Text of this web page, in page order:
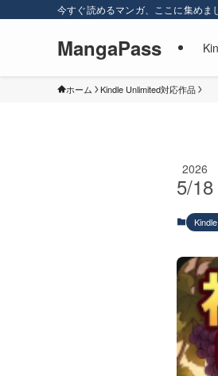
今すぐ読めるマンガ、ここに集めま
MangaPass
ホーム Kindle Unlimited対応作品
2026
5/18